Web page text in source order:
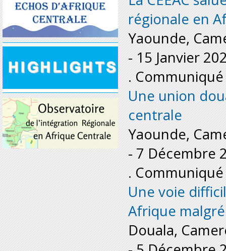
régionale en
Yaounde,
- 15 Janvier
.
Une union
centrale
Yaounde,
- 7 Décembre
.
Une voie
Afrique
Douala,